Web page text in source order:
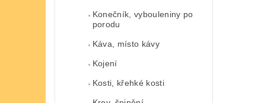
Konečník, vybouleniny po
porodu
Káva, místo kávy
Kojení
Kosti, křehké kosti